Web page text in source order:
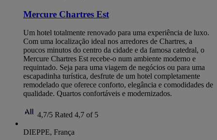
Mercure Chartres Est
Um hotel totalmente renovado para uma experiência de luxo.
Com uma localização ideal nos arredores de Chartres, a
poucos minutos do centro da cidade e da famosa catedral, o
Mercure Chartres Est recebe-o num ambiente moderno e
requintado. Seja para uma viagem de negócios ou para uma
escapadinha turística, desfrute de um hotel completamente
remodelado que oferece conforto, elegância e comodidades de
qualidade. Quartos confortáveis e modernizados.
4,7/5 Rated 4,7 of 5
DIEPPE, França